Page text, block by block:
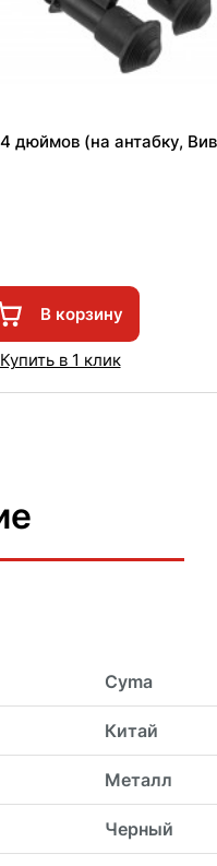
дюймов (на антабку,
В корзину
Купить в 1 клик
Cyma
Китай
Металл
Черный